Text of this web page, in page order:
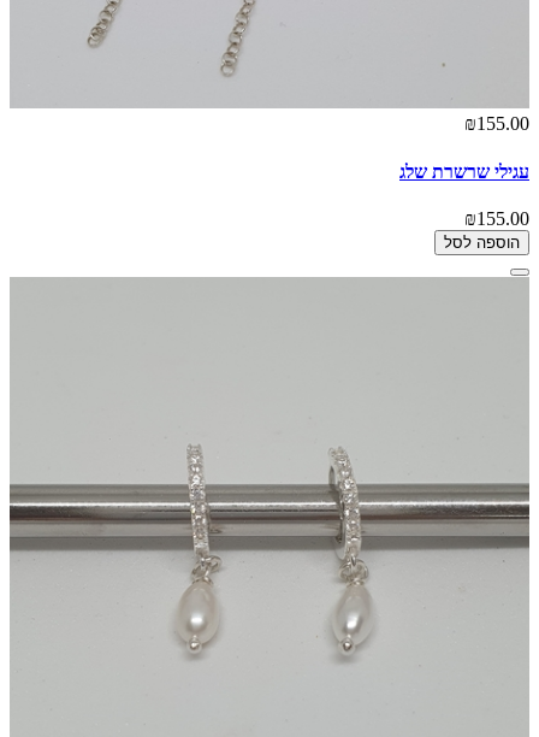
₪155.00
עגילי שרשרת שלג
₪155.00
הוספה לסל